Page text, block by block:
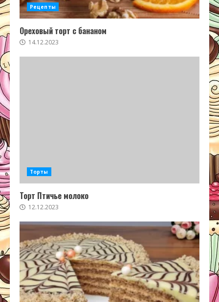
Рецепты
Ореховый торт с бананом
14.12.2023
Торты
Торт Птичье молоко
12.12.2023